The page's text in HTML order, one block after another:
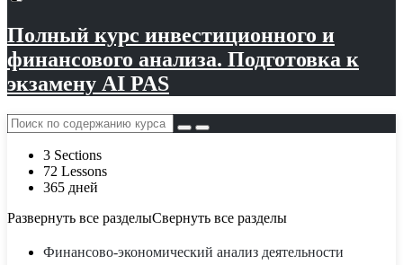
Полный курс инвестиционного и
финансового анализа. Подготовка к
экзамену AI PAS
3 Sections
72 Lessons
365 дней
Развернуть все разделыСвернуть все разделы
Финансово-экономический анализ деятельности